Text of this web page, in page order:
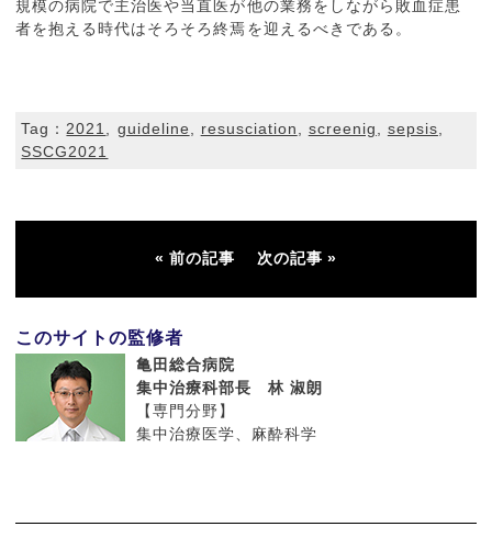
規模の病院で主治医や当直医が他の業務をしながら敗血症患
者を抱える時代はそろそろ終焉を迎えるべきである。
Tag：2021, guideline, resusciation, screenig, sepsis,
SSCG2021
前の記事 次の記事
このサイトの監修者
亀田総合病院
集中治療科部長 林 淑朗
【専門分野】
集中治療医学、麻酔科学